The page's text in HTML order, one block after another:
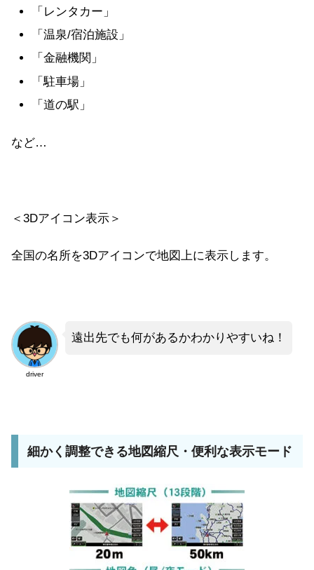
「レンタカー」
「温泉/宿泊施設」
「金融機関」
「駐車場」
「道の駅」
など…
＜3Dアイコン表示＞
全国の名所を3Dアイコンで地図上に表示します。
driver
遠出先でも何があるかわかりやすいね！
細かく調整できる地図縮尺・便利な表示モード